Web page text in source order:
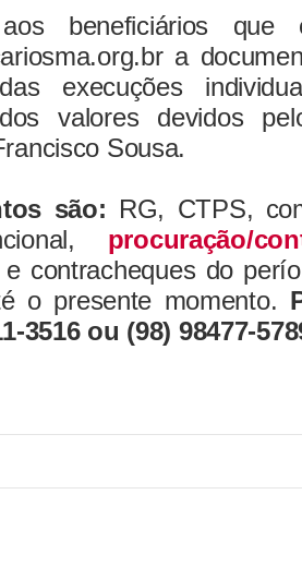
aos beneficiários
a
execuções
valores devidos
Sousa.
são: RG, CTPS,
procuração/
contracheques do
o presente momento.
3516 ou (98) 98477-